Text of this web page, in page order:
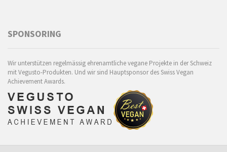
SPONSORING
Wir unterstützen regelmässig ehrenamtliche vegane Projekte in der Schweiz
mit Vegusto-Produkten. Und wir sind Hauptsponsor des Swiss Vegan
Achievement Awards.